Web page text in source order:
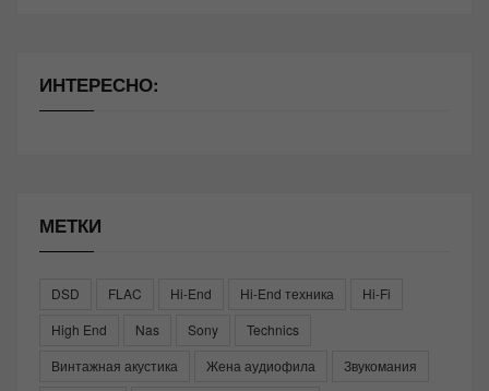
ИНТЕРЕСНО:
МЕТКИ
DSD FLAC Hi-End Hi-End техника
Hi-Fi
High End
Nas Sony
Technics
Винтажная акустика
Жена аудиофила
Звукомания